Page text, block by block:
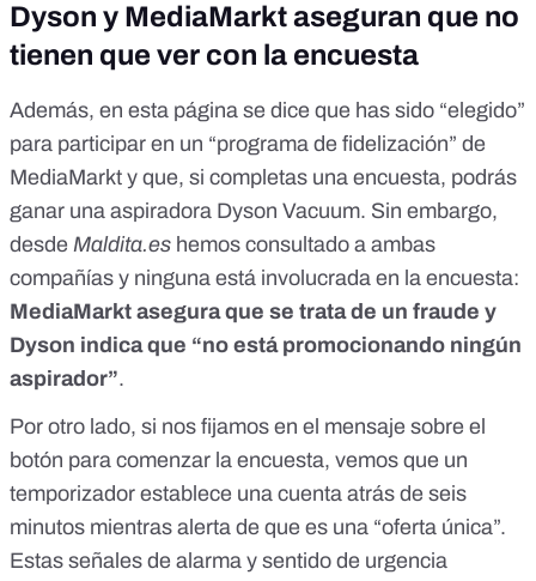
Dyson y MediaMarkt aseguran que no
tienen que ver con la encuesta
Además, en esta página se dice que has sido “elegido”
para participar en un “programa de fidelización” de
MediaMarkt y que, si completas una encuesta, podrás
ganar una aspiradora Dyson Vacuum. Sin embargo,
desde Maldita.es hemos consultado a ambas
compañías y ninguna está involucrada en la encuesta:
MediaMarkt asegura que se trata de un fraude y
Dyson indica que “no está promocionando ningún
aspirador”.
Por otro lado, si nos fijamos en el mensaje sobre el
botón para comenzar la encuesta, vemos que un
temporizador establece una cuenta atrás de seis
minutos mientras alerta de que es una “oferta única”.
Estas señales de alarma y sentido de urgencia